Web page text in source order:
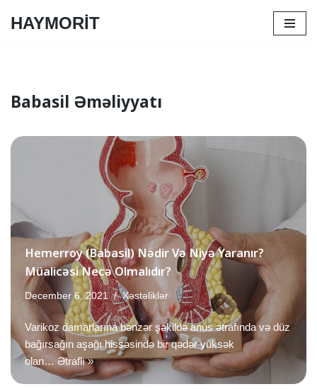
HAYMORİT
Babasil Əməliyyatı
Hemerroy (Babasil) Nədir Və Niyə Yaranır?
Müalicəsi Necə Olmalıdır?
December 6, 2021 Xəstəliklər
Varikoz damarlarına bənzər şəkildə anus ətrafında və düz
bağırsağın aşağı hissəsində bir qədər yüksək
olan… Ətraflı »